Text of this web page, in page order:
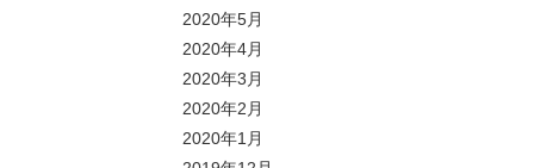
2020年5月
2020年4月
2020年3月
2020年2月
2020年1月